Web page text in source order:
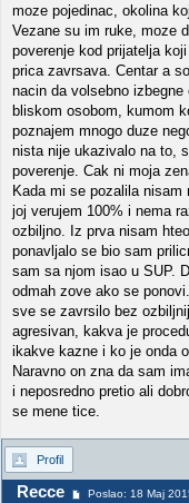
moze pojedinac, okolina
Vezane su im ruke, moze
poverenje kod prijatelja
prica zavrsava. Centar a
nacin da volsebno
bliskom osobom, kumom
poznajem mnogo duze
nista nije ukazivalo na to,
poverenje. Cak ni moja
Kada mi se pozalila
joj verujem 100% i nema
ozbiljno. Iz prva nisam
ponavljalo se bio sam
sam sa njom isao u SUP.
odmah zove ako se
sve se zavrsilo bez
agresivan, kakva je
ikakve kazne i ko je onda
Naravno on zna da sam
i neposredno pretio ali
se mene tice.
Profil
Recce Poslao: 18 Maj